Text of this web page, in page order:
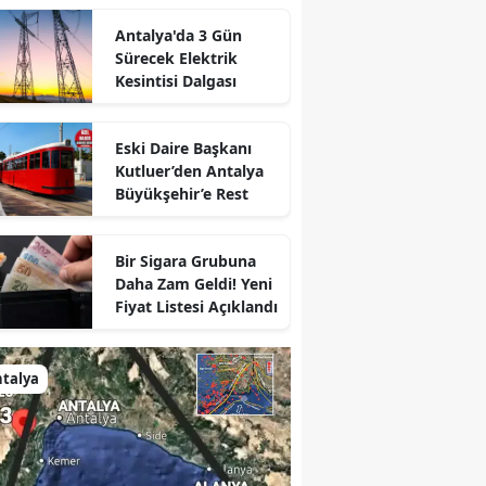
Antalya'da 3 Gün
Sürecek Elektrik
Kesintisi Dalgası
Eski Daire Başkanı
Kutluer’den Antalya
Büyükşehir’e Rest
Bir Sigara Grubuna
Daha Zam Geldi! Yeni
Fiyat Listesi Açıklandı